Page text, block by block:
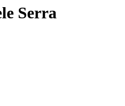
Serra